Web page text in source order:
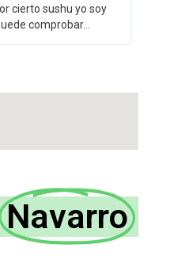
cierto sushu yo soy
comprobar...
Navarro